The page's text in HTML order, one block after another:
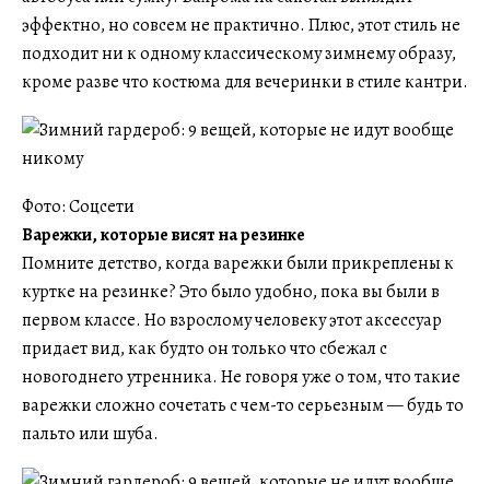
эффектно, но совсем не практично. Плюс, этот стиль не
подходит ни к одному классическому зимнему образу,
кроме разве что костюма для вечеринки в стиле кантри.
Фото: Соцсети
Варежки, которые висят на резинке
Помните детство, когда варежки были прикреплены к
куртке на резинке? Это было удобно, пока вы были в
первом классе. Но взрослому человеку этот аксессуар
придает вид, как будто он только что сбежал с
новогоднего утренника. Не говоря уже о том, что такие
варежки сложно сочетать с чем-то серьезным — будь то
пальто или шуба.